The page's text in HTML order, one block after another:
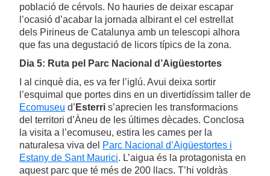
població de cérvols. No hauries de deixar escapar
l’ocasió d’acabar la jornada albirant el cel estrellat
dels Pirineus de Catalunya amb un telescopi alhora
que fas una degustació de licors típics de la zona.
Dia 5: Ruta pel Parc Nacional d’Aigüestortes
I al cinquè dia, es va fer l’iglú. Avui deixa sortir
l’esquimal que portes dins en un divertidíssim taller de
Ecomuseu d’ Esterri s’aprecien les transformacions
del territori d’Àneu de les últimes dècades. Conclosa
la visita a l’ecomuseu, estira les cames per la
naturalesa viva del Parc Nacional d’Aigüestortes i
Estany de Sant Maurici. L’aigua és la protagonista en
aquest parc que té més de 200 llacs. T’hi voldràs